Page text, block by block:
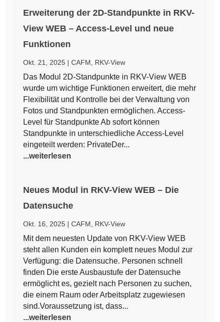
Erweiterung der 2D-Standpunkte in RKV-
View WEB – Access-Level und neue
Funktionen
Okt. 21, 2025 |CAFM RKV-View
Das Modul 2D-Standpunkte in RKV-View WEB
wurde um wichtige Funktionen erweitert, die mehr
Flexibilität und Kontrolle bei der Verwaltung von
Fotos und Standpunkten ermöglichen. Access-
Level für Standpunkte Ab sofort können
Standpunkte in unterschiedliche Access-Level
eingeteilt werden: PrivateDer...
...weiterlesen
Neues Modul in RKV-View WEB – Die
Datensuche
Okt. 16, 2025 |CAFM RKV-View
Mit dem neuesten Update von RKV-View WEB
steht allen Kunden ein komplett neues Modul zur
Verfügung: die Datensuche. Personen schnell
finden Die erste Ausbaustufe der Datensuche
ermöglicht es, gezielt nach Personen zu suchen,
die einem Raum oder Arbeitsplatz zugewiesen
sind.Voraussetzung ist, dass...
...weiterlesen